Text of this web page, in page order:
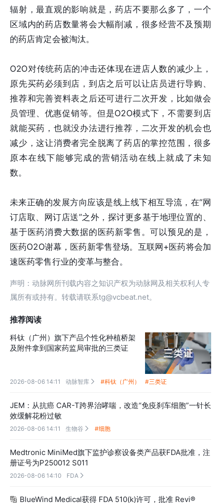
辐射，最直观的影响就是，药店不要那么多了，一个
区域内的药店数量将会大幅削减，很多经营不及预期
的药店肯定会被淘汰。
O2O对传统药店的冲击还体现在进店人数的减少上，
原先买药必须到店，到店之后可以让店员进行导购、
推荐和完善资料表之后还可进行二次开发，比如做会
员管理、优惠促销等。但是O2O模式下，不需要到店
就能买药，也就没办法进行推荐，二次开发的机会也
减少，这让消费者完全脱离了药店的掌控范围，很多
原本在线下能够完成的营销活动在线上就成了未知
数。
未来正确的发展方向应该是线上线下相互导流，在“网
订店取、网订店送”之外，探讨更多基于地理位置的、
基于医药消费大数据的医药新零售。可以预见的是，
医药O2O谢幕，医药新零售登场。互联网+医药将会加
速医药零售行业的变革与整合。
声明：动脉网所刊载内容之知识产权为动脉网及相关权利人专
属所有或持有。转载请联系tg@vcbeat.net。
推荐阅读
科钛（广州）旗下产品个性化种植桥架
及附件拿到国家药监局审批的三类证
2026-08-06 14:11 动脉智库  #科钛（广州） #三类证
JEM：从抗癌 CAR-T跨界治哮喘，改造“免疫刹车细胞”一针长
效缓解花粉过敏
2026-08-06 14:11 生物谷  #细胞
Medtronic MiniMed旗下监护诊察设备类产品获FDA批准，注
册证号为P250012 S011
2026-08-06 14:10 FDA 
 BlueWind Medical获得 FDA 510(k)许可，批准 Revi®